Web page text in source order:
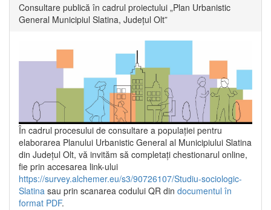
Consultare publică în cadrul proiectului „Plan Urbanistic
General Municipiul Slatina, Județul Olt”
În cadrul procesului de consultare a populaţiei pentru
elaborarea Planului Urbanistic General al Municipiului Slatina
din Județul Olt, vă invităm să completați chestionarul online,
fie prin accesarea link-ului
https://survey.alchemer.eu/s3/90726107/Studiu-sociologic-
Slatina sau prin scanarea codului QR din documentul în
format PDF.